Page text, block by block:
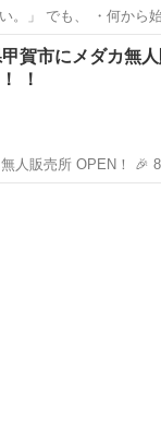
いいか分か
際には使えていない
う活かせばいいか分からない。
その他 使い方
賀市にメダカ無
！
人販売所 OPEN！ 🎉 8
時間にゆっくりご覧い